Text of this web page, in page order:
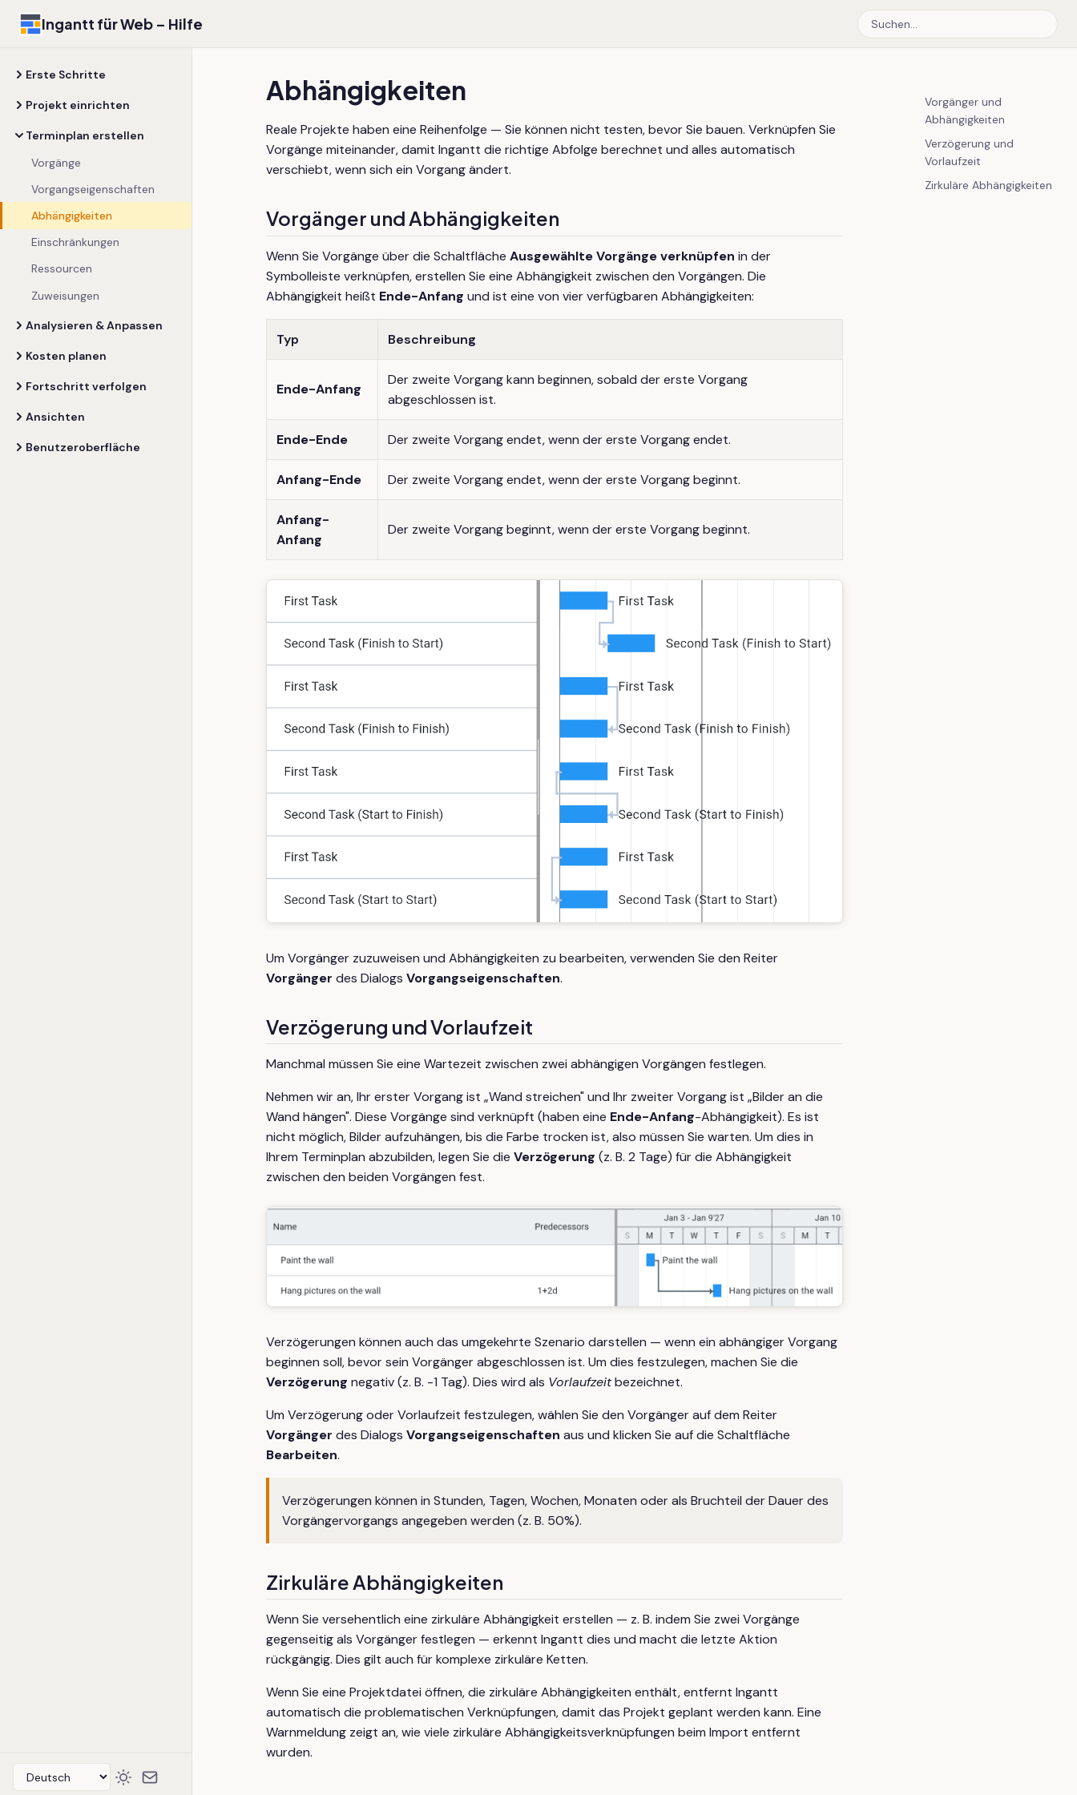
Ingantt für Web – Hilfe
Erste Schritte
Projekt einrichten
Terminplan erstellen
Vorgänge
Vorgangseigenschaften
Abhängigkeiten
Einschränkungen
Ressourcen
Zuweisungen
Analysieren & Anpassen
Kosten planen
Fortschritt verfolgen
Ansichten
Benutzeroberfläche
Abhängigkeiten
Reale Projekte haben eine Reihenfolge — Sie können nicht testen, bevor Sie bauen. Verknüpfen Sie
Vorgänge miteinander, damit Ingantt die richtige Abfolge berechnet und alles automatisch
verschiebt, wenn sich ein Vorgang ändert.
Vorgänger und Abhängigkeiten
Wenn Sie Vorgänge über die Schaltfläche Ausgewählte Vorgänge verknüpfen in der
Symbolleiste verknüpfen, erstellen Sie eine Abhängigkeit zwischen den Vorgängen. Die
Abhängigkeit heißt Ende-Anfang und ist eine von vier verfügbaren Abhängigkeiten:
Typ Beschreibung
Ende-Anfang
Der zweite Vorgang kann beginnen, sobald der erste Vorgang
abgeschlossen ist.
Ende-Ende Der zweite Vorgang endet, wenn der erste Vorgang endet.
Anfang-Ende Der zweite Vorgang endet, wenn der erste Vorgang beginnt.
Anfang-
Anfang
Der zweite Vorgang beginnt, wenn der erste Vorgang beginnt.
Um Vorgänger zuzuweisen und Abhängigkeiten zu bearbeiten, verwenden Sie den Reiter
Vorgänger des Dialogs Vorgangseigenschaften.
Verzögerung und Vorlaufzeit
Manchmal müssen Sie eine Wartezeit zwischen zwei abhängigen Vorgängen festlegen.
Nehmen wir an, Ihr erster Vorgang ist „Wand streichen" und Ihr zweiter Vorgang ist „Bilder an die
Wand hängen". Diese Vorgänge sind verknüpft (haben eine Ende-Anfang-Abhängigkeit). Es ist
nicht möglich, Bilder aufzuhängen, bis die Farbe trocken ist, also müssen Sie warten. Um dies in
Ihrem Terminplan abzubilden, legen Sie die Verzögerung (z. B. 2 Tage) für die Abhängigkeit
zwischen den beiden Vorgängen fest.
Verzögerungen können auch das umgekehrte Szenario darstellen — wenn ein abhängiger Vorgang
beginnen soll, bevor sein Vorgänger abgeschlossen ist. Um dies festzulegen, machen Sie die
Verzögerung negativ (z. B. -1 Tag). Dies wird als Vorlaufzeitbezeichnet.
Um Verzögerung oder Vorlaufzeit festzulegen, wählen Sie den Vorgänger auf dem Reiter
Vorgänger des Dialogs Vorgangseigenschaften aus und klicken Sie auf die Schaltfläche
Bearbeiten.
Verzögerungen können in Stunden, Tagen, Wochen, Monaten oder als Bruchteil der Dauer des
Vorgängervorgangs angegeben werden (z. B. 50%).
Zirkuläre Abhängigkeiten
Wenn Sie versehentlich eine zirkuläre Abhängigkeit erstellen — z. B. indem Sie zwei Vorgänge
gegenseitig als Vorgänger festlegen — erkennt Ingantt dies und macht die letzte Aktion
rückgängig. Dies gilt auch für komplexe zirkuläre Ketten.
Wenn Sie eine Projektdatei öffnen, die zirkuläre Abhängigkeiten enthält, entfernt Ingantt
automatisch die problematischen Verknüpfungen, damit das Projekt geplant werden kann. Eine
Warnmeldung zeigt an, wie viele zirkuläre Abhängigkeitsverknüpfungen beim Import entfernt
wurden.
Vorgänger und
Abhängigkeiten
Verzögerung und
Vorlaufzeit
Zirkuläre Abhängigkeiten